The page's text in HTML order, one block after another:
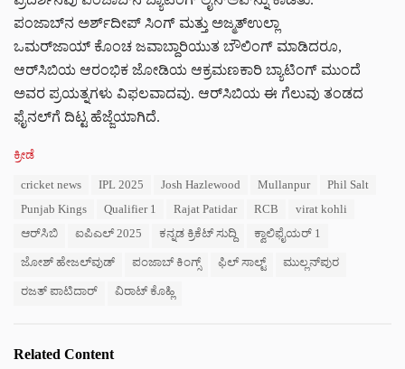
ಪಂಜಾಬ್‌ನ ಅರ್ಶ್‌ದೀಪ್ ಸಿಂಗ್ ಮತ್ತು ಅಜ್ಮತ್‌ಉಲ್ಲಾ
ಒಮರ್‌ಜಾಯ್ ಕೊಂಚ ಜವಾಬ್ದಾರಿಯುತ ಬೌಲಿಂಗ್ ಮಾಡಿದರೂ,
ಆರ್‌ಸಿಬಿಯ ಆರಂಭಿಕ ಜೋಡಿಯ ಆಕ್ರಮಣಕಾರಿ ಬ್ಯಾಟಿಂಗ್ ಮುಂದೆ
ಅವರ ಪ್ರಯತ್ನಗಳು ವಿಫಲವಾದವು. ಆರ್‌ಸಿಬಿಯ ಈ ಗೆಲುವು ತಂಡದ
ಫೈನಲ್‌ಗೆ ದಿಟ್ಟ ಹೆಜ್ಜೆಯಾಗಿದೆ.
C
ಕ್ರೀಡೆ
cricket news IPL 2025 Josh Hazlewood Mullanpur
Phil Salt
Punjab Kings
Qualifier 1 Rajat Patidar RCB
virat kohli
ಆರ್‌ಸಿಬಿ
ಐಪಿಎಲ್ 2025 ಕನ್ನಡ ಕ್ರಿಕೆಟ್ ಸುದ್ದಿ ಕ್ವಾಲಿಫೈಯರ್ 1
ಜೋಶ್ ಹೇಜಲ್‌ವುಡ್ ಪಂಜಾಬ್ ಕಿಂಗ್ಸ್ ಫಿಲ್ ಸಾಲ್ಟ್ ಮುಲ್ಲನ್‌ಪುರ
ರಜತ್ ಪಾಟಿದಾರ್ ವಿರಾಟ್ ಕೊಹ್ಲಿ
Related Content